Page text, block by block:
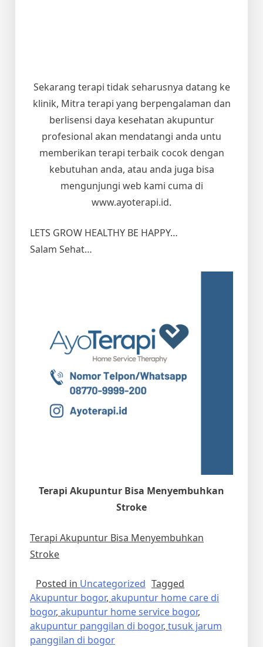
Sekarang terapi tidak seharusnya datang ke
klinik, Mitra terapi yang berpengalaman dan
berlisensi daya kesehatan akupuntur
profesional akan mendatangi anda untu
memberikan terapi terbaik cocok dengan
kebutuhan anda, atau anda juga bisa
mengunjungi web kami cuma di
www.ayoterapi.id.
LETS GROW HEALTHY BE HAPPY…
Salam Sehat…
Terapi Akupuntur Bisa Menyembuhkan
Stroke
Terapi Akupuntur Bisa Menyembuhkan
Stroke
Posted in Uncategorized Tagged
Akupuntur bogor, akupuntur home care di
bogor, akupuntur home service bogor,
akupuntur panggilan di bogor, tusuk jarum
panggilan di bogor